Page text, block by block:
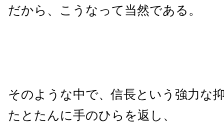
だから、こうなって当然である。
そのような中で、信長という強力な
たとたんに手のひらを返し、